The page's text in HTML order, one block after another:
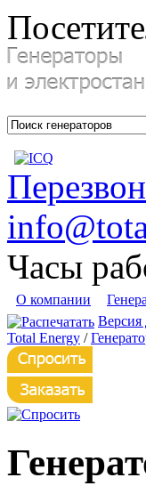
Часы
О компании
Версия
Total Energy /